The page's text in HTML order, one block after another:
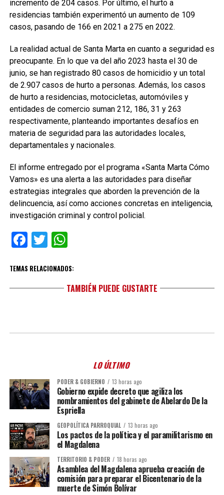
incremento de 204 casos. Por último, el hurto a
residencias también experimentó un aumento de 109
casos, pasando de 166 en 2021 a 275 en 2022.
La realidad actual de Santa Marta en cuanto a seguridad es
preocupante. En lo que va del año 2023 hasta el 30 de
junio, se han registrado 80 casos de homicidio y un total
de 2.907 casos de hurto a personas. Además, los casos
de hurto a residencias, motocicletas, automóviles y
entidades de comercio suman 212, 186, 31 y 263
respectivamente, planteando importantes desafíos en
materia de seguridad para las autoridades locales,
departamentales y nacionales.
El informe entregado por el programa «Santa Marta Cómo
Vamos» es una alerta a las autoridades para diseñar
estrategias integrales que aborden la prevención de la
delincuencia, así como acciones concretas en inteligencia,
investigación criminal y control policial.
Facebook
TwitterWhatsApp
TEMAS RELACIONADOS:
TAMBIÉN PUEDE GUSTARTE
LO ÚLTIMO
PODER & GOBIERNO 13 horas ago
Gobierno expide decreto que agiliza los
nombramientos del gabinete de Abelardo De la
Espriella
GEOPOLÍTICA PARROQUIAL 13 horas ago
Los pactos de la política y el paramilitarismo en
el Magdalena
TERRITORIO & PODER 18 horas ago
Asamblea del Magdalena aprueba creación de
comisión para preparar el Bicentenario de la
muerte de Simón Bolívar